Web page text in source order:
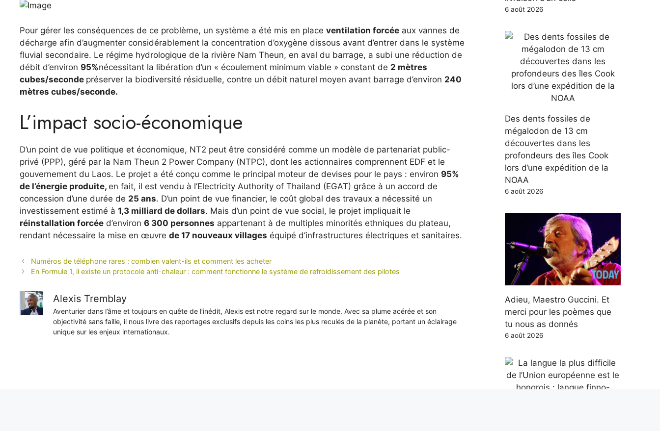
Pour gérer les conséquences de ce problème, un système a été mis en place ventilation forcée aux vannes de
décharge afin d’augmenter considérablement la concentration d’oxygène dissous avant d’entrer dans le système
fluvial secondaire. Le régime hydrologique de la rivière Nam Theun, en aval du barrage, a subi une réduction de
débit d’environ 95%nécessitant la libération d’un « écoulement minimum viable » constant de 2 mètres
cubes/seconde préserver la biodiversité résiduelle, contre un débit naturel moyen avant barrage d’environ 240
mètres cubes/seconde.
L’impact socio-économique
D’un point de vue politique et économique, NT2 peut être considéré comme un modèle de partenariat public-
privé (PPP), géré par la Nam Theun 2 Power Company (NTPC), dont les actionnaires comprennent EDF et le
gouvernement du Laos. Le projet a été conçu comme le principal moteur de devises pour le pays : environ 95%
de l’énergie produite, en fait, il est vendu à l’Electricity Authority of Thailand (EGAT) grâce à un accord de
concession d’une durée de 25 ans. D’un point de vue financier, le coût global des travaux a nécessité un
investissement estimé à 1,3 milliard de dollars. Mais d’un point de vue social, le projet impliquait le
réinstallation forcée d’environ 6 300 personnes appartenant à de multiples minorités ethniques du plateau,
rendant nécessaire la mise en œuvre de 17 nouveaux villages équipé d’infrastructures électriques et sanitaires.
Numéros de téléphone rares : combien valent-ils et comment les acheter
En Formule 1, il existe un protocole anti-chaleur : comment fonctionne le système de refroidissement des pilotes
Alexis Tremblay
Aventurier dans l’âme et toujours en quête de l’inédit, Alexis est notre regard sur le monde. Avec sa plume acérée et son
objectivité sans faille, il nous livre des reportages exclusifs depuis les coins les plus reculés de la planète, portant un éclairage
unique sur les enjeux internationaux.
6 août 2026
Des dents fossiles de
mégalodon de 13 cm
découvertes dans les
profondeurs des îles Cook
lors d’une expédition de la
NOAA
6 août 2026
Adieu, Maestro Guccini. Et
merci pour les poèmes que
tu nous as donnés
6 août 2026